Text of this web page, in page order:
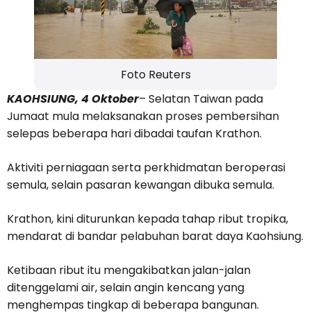
Foto Reuters
KAOHSIUNG, 4 Oktober– Selatan Taiwan pada
Jumaat mula melaksanakan proses pembersihan
selepas beberapa hari dibadai taufan Krathon.
Aktiviti perniagaan serta perkhidmatan beroperasi
semula, selain pasaran kewangan dibuka semula.
Krathon, kini diturunkan kepada tahap ribut tropika,
mendarat di bandar pelabuhan barat daya Kaohsiung.
Ketibaan ribut itu mengakibatkan jalan-jalan
ditenggelami air, selain angin kencang yang
menghempas tingkap di beberapa bangunan.